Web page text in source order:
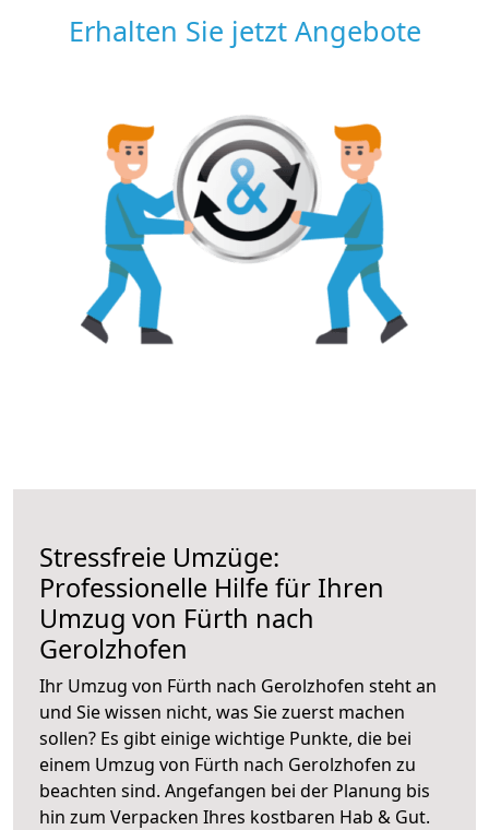
Erhalten Sie jetzt Angebote
Stressfreie Umzüge:
Professionelle Hilfe für Ihren
Umzug von Fürth nach
Gerolzhofen
Ihr Umzug von Fürth nach Gerolzhofen steht an
und Sie wissen nicht, was Sie zuerst machen
sollen? Es gibt einige wichtige Punkte, die bei
einem Umzug von Fürth nach Gerolzhofen zu
beachten sind. Angefangen bei der Planung bis
hin zum Verpacken Ihres kostbaren Hab & Gut.